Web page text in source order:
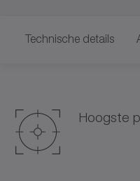
Technische details
Hoogste